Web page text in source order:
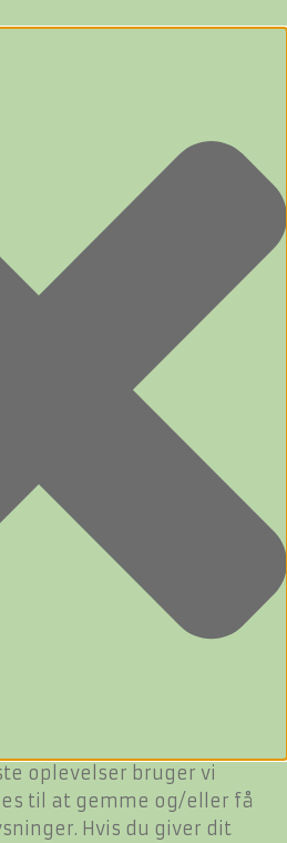
oplevelser bruger vi
til at gemme og/eller få
Hvis du giver dit